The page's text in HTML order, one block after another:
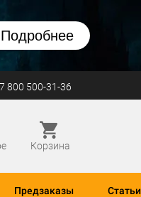
Подробнее
800 500-31-36
Корзина
Предзаказы Статьи